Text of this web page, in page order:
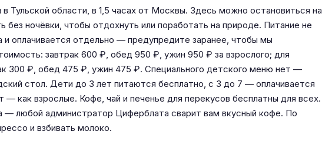
Тульской области, в 1,5 часах от Москвы. Здесь можно остановиться на
без ночёвки, чтобы отдохнуть или поработать на природе. Питание не
оплачивается отдельно — предупредите заранее, чтобы мы
завтрак 600 ₽, обед 950 ₽, ужин 950 ₽ за взрослого; для
300 ₽, обед 475 ₽, ужин 475 ₽. Специального детского меню нет —
стол. Дети до 3 лет питаются бесплатно, с 3 до 7 — оплачивается
— как взрослые. Кофе, чай и печенье для перекусов бесплатны для всех.
— любой администратор Циферблата сварит вам вкусный кофе. По
и взбивать молоко.